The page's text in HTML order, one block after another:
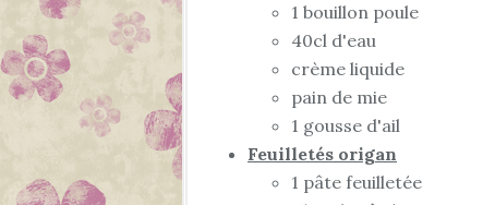
1 bouillon poule
40cl d'eau
crème liquide
pain de mie
1 gousse d'ail
Feuilletés origan
1 pâte feuilletée